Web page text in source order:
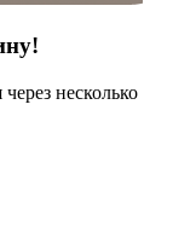
несколько